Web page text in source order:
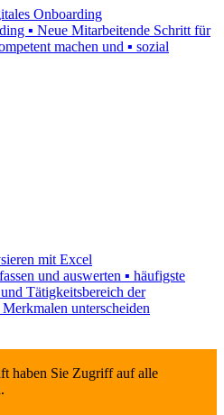
Onboarding
▪ Neue Mitarbeitende Schritt für
machen und ▪ sozial
mit Excel
und auswerten ▪ häufigste
Tätigkeitsbereich der
unterscheiden
haben Sie Zugriff auf alle